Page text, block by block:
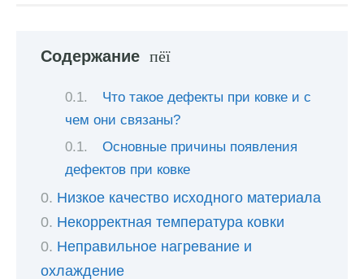
Содержание
Что такое дефекты при ковке и с
чем они связаны?
Основные причины появления
дефектов при ковке
Низкое качество исходного материала
Некорректная температура ковки
Неправильное нагревание и
охлаждение